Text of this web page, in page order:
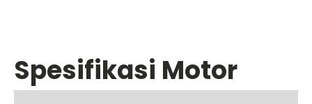
Spesifikasi Motor